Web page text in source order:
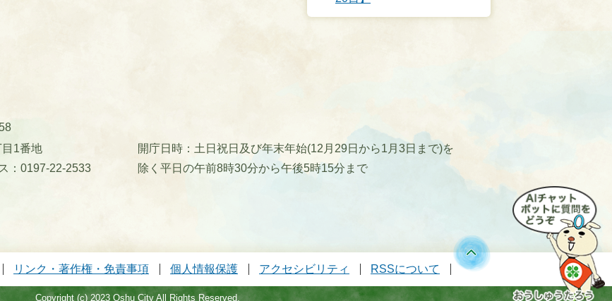
1番地
：0197-22-2533
開庁日時：土日祝日及び年末年始(12月29日から1月3日まで)を
除く平日の午前8時30分から午後5時15分まで
リンク・著作権・免責事項 個人情報保護 アクセシビリティ RSSについて
Copyright (c) 2023 Oshu City All Rights Reserved.